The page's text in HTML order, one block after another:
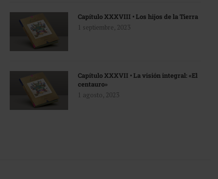
Capítulo XXXVIII • Los hijos de la Tierra
1 septiembre, 2023
Capítulo XXXVII • La visión integral: «El
centauro»
1 agosto, 2023